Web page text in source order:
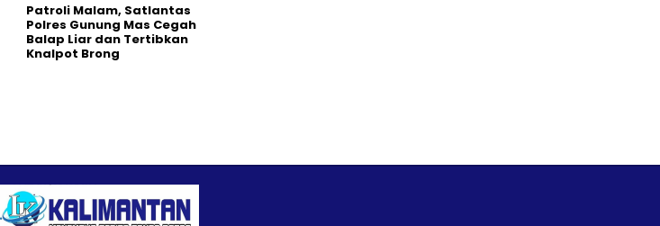
Patroli Malam, Satlantas
Polres Gunung Mas Cegah
Balap Liar dan Tertibkan
Knalpot Brong